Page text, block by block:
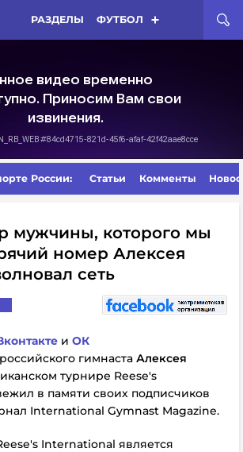
РАЗДЕЛЫ ФУТБОЛ
России: Статьи Комменты
мужчины, которого мы
номер Алексея
сеть
иОК
гимнаста Алексея
турнире Reese's
в памяти своих подписчиков
International Gymnast Magazine.
International является